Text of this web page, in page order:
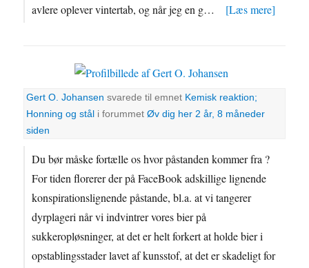
avlere oplever vintertab, og når jeg en g…
[Læs mere]
Gert O. Johansen svarede til emnet Kemisk reaktion;
Honning og stål i forummetØv dig her 2 år, 8 måneder
siden
Du bør måske fortælle os hvor påstanden kommer fra ?
For tiden florerer der på FaceBook adskillige lignende
konspirationslignende påstande, bl.a. at vi tangerer
dyrplageri når vi indvintrer vores bier på
sukkeropløsninger, at det er helt forkert at holde bier i
opstablingsstader lavet af kunsstof, at det er skadeligt for